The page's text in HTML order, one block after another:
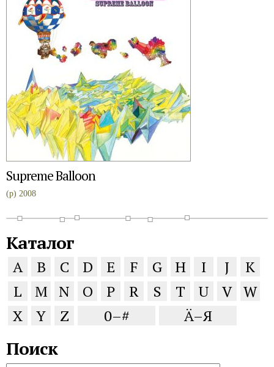
Supreme Balloon
(p) 2008
Каталог
A B C D E F G H I J
K
L
M N O P R S T U V W
X
Y Z 0–# Ä–Я
Поиск